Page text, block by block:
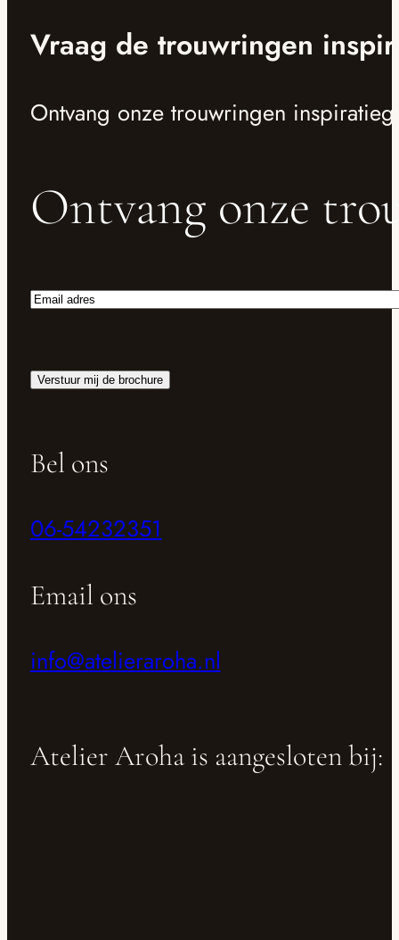
Vraag de trouwringen
Ontvang onze trouwringen
Ontvang onze
Email
Verstuur mij de brochure
Bel ons
06-54232351
Email ons
info@atelieraroha.nl
Atelier Aroha is aangesloten bij: